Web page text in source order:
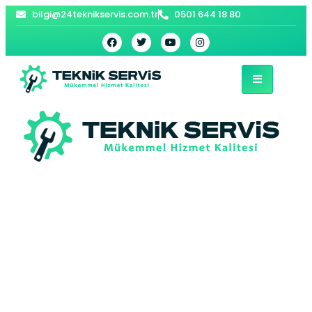
bilgi@24teknikservis.com.tr 0501 644 18 80